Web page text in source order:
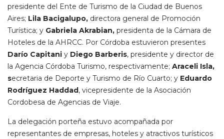
presidente del Ente de Turismo de la Ciudad de Buenos
Aires; Lila Bacigalupo, directora general de Promoción
Turística; y Gabriela Akrabian, presidenta de la Cámara de
Hoteles de la AHRCC. Por Córdoba estuvieron presentes
Darío Capitani y Diego Barberis, presidente y director de
la Agencia Córdoba Turismo, respectivamente; Araceli Isla,
secretaria de Deporte y Turismo de Río Cuarto; y Eduardo
Rodríguez Haddad, vicepresidente de la Asociación
Cordobesa de Agencias de Viaje.
La delegación porteña estuvo acompañada por
representantes de empresas, hoteles y atractivos turísticos